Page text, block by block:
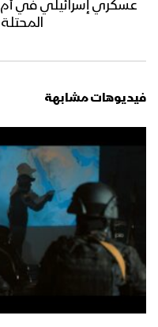
عسكري إسرائيلي في
المحتلة
فيديوهات مشابهة